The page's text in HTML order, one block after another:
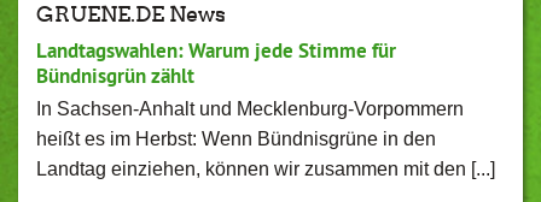
GRUENE.DE News
Landtagswahlen: Warum jede Stimme für
Bündnisgrün zählt
In Sachsen-Anhalt und Mecklenburg-Vorpommern
heißt es im Herbst: Wenn Bündnisgrüne in den
Landtag einziehen, können wir zusammen mit den [...]